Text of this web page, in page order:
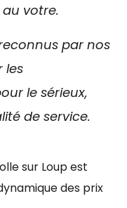
votre.
par nos
les
le sérieux,
de service.
sur Loup est
des prix